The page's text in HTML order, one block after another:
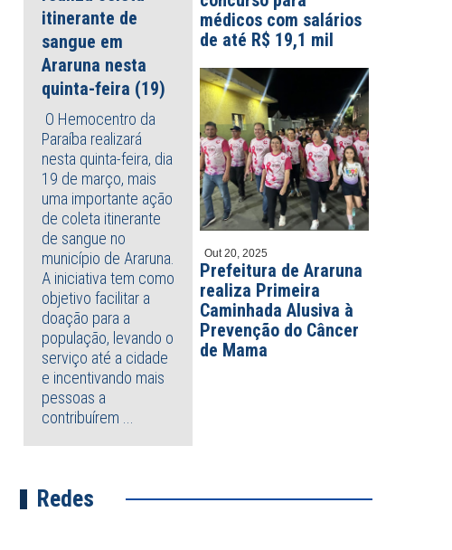
itinerante de
sangue em
Araruna nesta
quinta-feira (19)
O Hemocentro da
Paraíba realizará
nesta quinta-feira, dia
19 de março, mais
uma importante ação
de coleta itinerante
de sangue no
município de Araruna.
A iniciativa tem como
objetivo facilitar a
doação para a
população, levando o
serviço até a cidade
e incentivando mais
pessoas a
contribuírem ...
médicos com salários
de até R$ 19,1 mil
Out 20, 2025
Prefeitura de Araruna
realiza Primeira
Caminhada Alusiva à
Prevenção do Câncer
de Mama
Redes